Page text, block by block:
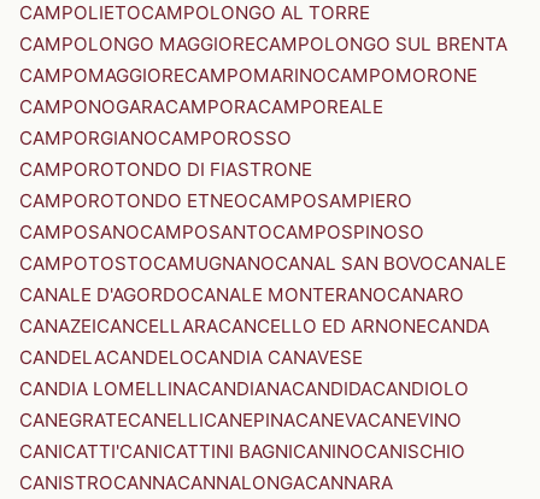
CAMPOLIETOCAMPOLONGO AL TORRE
CAMPOLONGO MAGGIORECAMPOLONGO SUL BRENTA
CAMPOMAGGIORECAMPOMARINOCAMPOMORONE
CAMPONOGARACAMPORACAMPOREALE
CAMPORGIANOCAMPOROSSO
CAMPOROTONDO DI FIASTRONE
CAMPOROTONDO ETNEOCAMPOSAMPIERO
CAMPOSANOCAMPOSANTOCAMPOSPINOSO
CAMPOTOSTOCAMUGNANOCANAL SAN BOVOCANALE
CANALE D'AGORDOCANALE MONTERANOCANARO
CANAZEICANCELLARACANCELLO ED ARNONECANDA
CANDELACANDELOCANDIA CANAVESE
CANDIA LOMELLINACANDIANACANDIDACANDIOLO
CANEGRATECANELLICANEPINACANEVACANEVINO
CANICATTI'CANICATTINI BAGNICANINOCANISCHIO
CANISTROCANNACANNALONGACANNARA